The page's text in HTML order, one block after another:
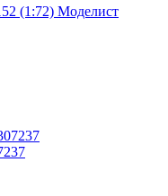
(1:72) Моделист